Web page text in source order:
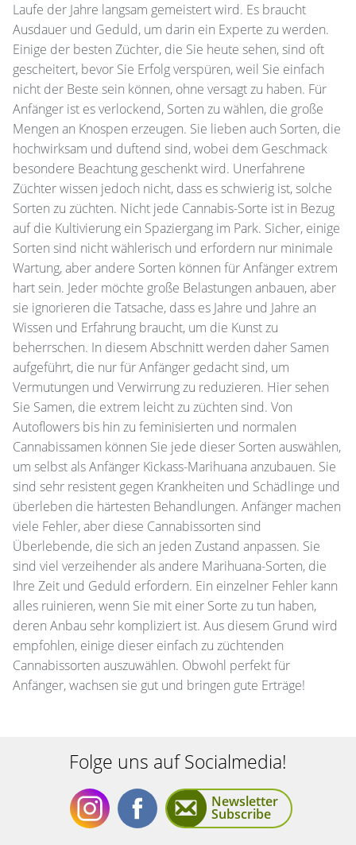
Laufe der Jahre langsam gemeistert wird. Es braucht
Ausdauer und Geduld, um darin ein Experte zu werden.
Einige der besten Züchter, die Sie heute sehen, sind oft
gescheitert, bevor Sie Erfolg verspüren, weil Sie einfach
nicht der Beste sein können, ohne versagt zu haben. Für
Anfänger ist es verlockend, Sorten zu wählen, die große
Mengen an Knospen erzeugen. Sie lieben auch Sorten, die
hochwirksam und duftend sind, wobei dem Geschmack
besondere Beachtung geschenkt wird. Unerfahrene
Züchter wissen jedoch nicht, dass es schwierig ist, solche
Sorten zu züchten. Nicht jede Cannabis-Sorte ist in Bezug
auf die Kultivierung ein Spaziergang im Park. Sicher, einige
Sorten sind nicht wählerisch und erfordern nur minimale
Wartung, aber andere Sorten können für Anfänger extrem
hart sein. Jeder möchte große Belastungen anbauen, aber
sie ignorieren die Tatsache, dass es Jahre und Jahre an
Wissen und Erfahrung braucht, um die Kunst zu
beherrschen. In diesem Abschnitt werden daher Samen
aufgeführt, die nur für Anfänger gedacht sind, um
Vermutungen und Verwirrung zu reduzieren. Hier sehen
Sie Samen, die extrem leicht zu züchten sind. Von
Autoflowers bis hin zu feminisierten und normalen
Cannabissamen können Sie jede dieser Sorten auswählen,
um selbst als Anfänger Kickass-Marihuana anzubauen. Sie
sind sehr resistent gegen Krankheiten und Schädlinge und
überleben die härtesten Behandlungen. Anfänger machen
viele Fehler, aber diese Cannabissorten sind
Überlebende, die sich an jeden Zustand anpassen. Sie
sind viel verzeihender als andere Marihuana-Sorten, die
Ihre Zeit und Geduld erfordern. Ein einzelner Fehler kann
alles ruinieren, wenn Sie mit einer Sorte zu tun haben,
deren Anbau sehr kompliziert ist. Aus diesem Grund wird
empfohlen, einige dieser einfach zu züchtenden
Cannabissorten auszuwählen. Obwohl perfekt für
Anfänger, wachsen sie gut und bringen gute Erträge!
Folge uns auf Socialmedia!
Newsletter
Subscribe